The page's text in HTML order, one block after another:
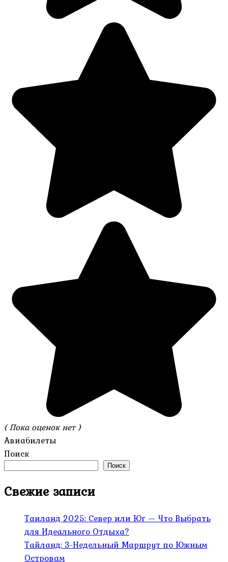
( Пока оценок нет )
Авиабилеты
Поиск
Поиск
Свежие записи
Таиланд 2025: Север или Юг — Что Выбрать
для Идеального Отдыха?
Тайланд: 3-Недельный Маршрут по Южным
Островам